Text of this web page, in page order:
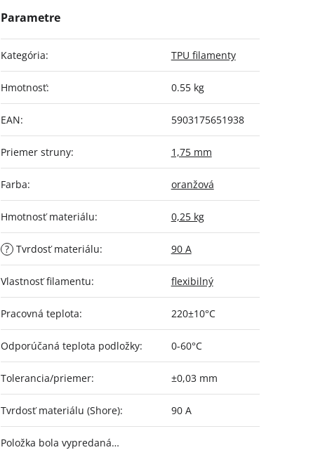
Kategória: TPU filamenty
Hmotnosť: 0.55 kg
EAN: 5903175651938
Priemer struny: 1,75 mm
Farba: oranžová
Hmotnosť materiálu: 0,25 kg
? Tvrdosť materiálu: 90 A
Vlastnosť filamentu: flexibilný
Pracovná teplota: 220±10°C
Odporúčaná teplota podložky: 0-60°C
Tolerancia/priemer: ±0,03 mm
Tvrdosť materiálu (Shore): 90 A
Položka bola vypredaná…